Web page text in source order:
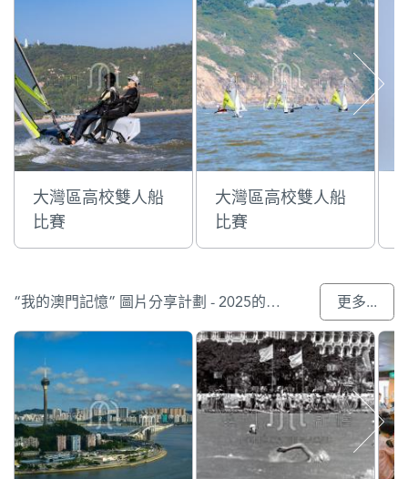
大灣區高校雙人船
比賽
大灣區高校雙人船
比賽
“我的澳門記憶” 圖片分享計劃 - 2025的入選作品 更多...